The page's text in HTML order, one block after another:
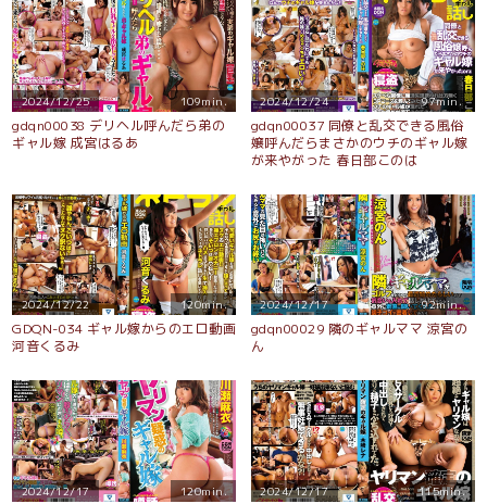
2024/12/25 109min.
gdqn00038 デリヘル呼んだら弟の
ギャル嫁 成宮はるあ
2024/12/24 97min.
gdqn00037 同僚と乱交できる風俗
嬢呼んだらまさかのウチのギャル嫁
が来やがった 春日部このは
2024/12/22 120min.
GDQN-034 ギャル嫁からのエロ動画
河音くるみ
2024/12/17 92min.
gdqn00029 隣のギャルママ 涼宮の
ん
2024/12/17 120min. 2024/12/17 115min.